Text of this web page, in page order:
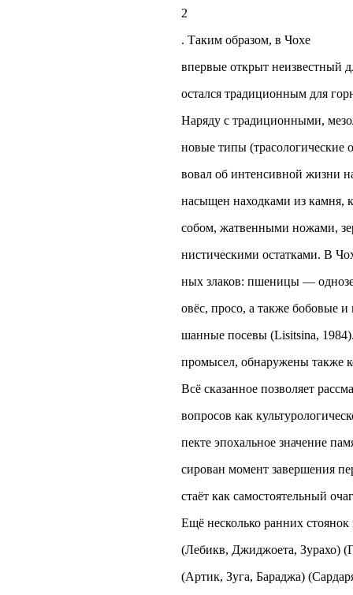
2
. Таким образом, в Чохе
впервые открыт неизвестный
остался традиционным для
Наряду с традиционными,
новые типы (трасологические
вовал об интенсивной жизни
насыщен находками из камня,
собом, жатвенными ножами,
нистическими остатками. В
ных злаков: пшеницы —
овёс, просо, а также бобовые
шанные посевы (Lisitsina,
промысел, обнаружены также
Всё сказанное позволяет
вопросов как
пекте эпохальное значение
сирован момент завершения
стаёт как самостоятельный
Ещё несколько ранних
(Лебикв, Джиджоета, Зурахо)
(Артик, Зуга, Бараджа)